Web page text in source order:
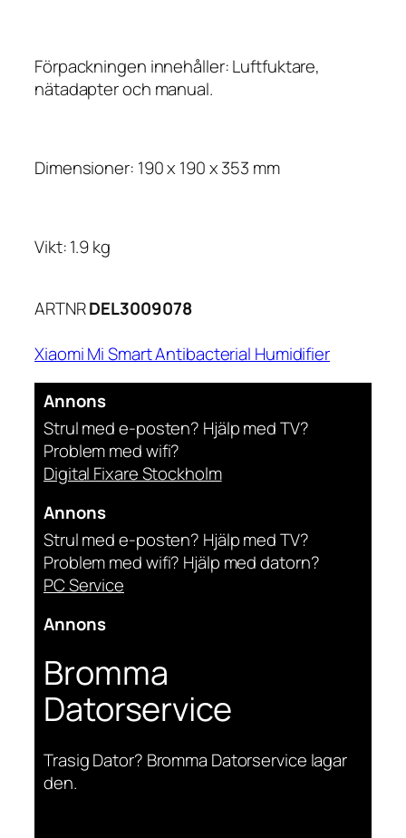
Förpackningen innehåller: Luftfuktare,
nätadapter och manual.
Dimensioner: 190 x 190 x 353 mm
Vikt: 1.9 kg
ARTNRDEL3009078
Xiaomi Mi Smart Antibacterial Humidifier
Annons
Strul med e-posten? Hjälp med TV?
Problem med wifi?
Digital Fixare Stockholm
Annons
Strul med e-posten? Hjälp med TV?
Problem med wifi? Hjälp med datorn?
PC Service
Annons
Bromma
Datorservice
Trasig Dator? Bromma Datorservice lagar
den.